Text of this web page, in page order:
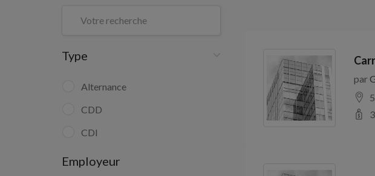
Type
Alternance
CDD
CDI
Employeur
par